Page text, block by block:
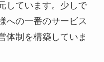
しています。少しで
への一番のサービス
体制を構築していま